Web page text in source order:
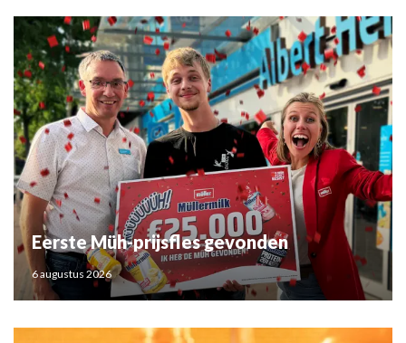
Eerste Müh-prijsfles gevonden
6 augustus 2026